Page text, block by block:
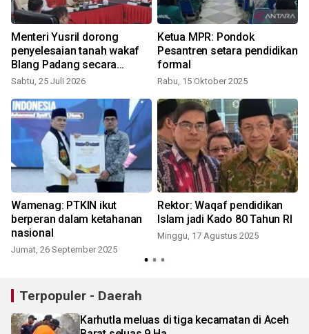
Menteri Yusril dorong
penyelesaian tanah wakaf
Blang Padang secara
hukum berkeadilan
Sabtu, 25 Juli 2026
Ketua MPR: Pondok
Pesantren setara pendidikan
formal
Rabu, 15 Oktober 2025
Wamenag: PTKIN ikut
berperan dalam ketahanan
nasional
Jumat, 26 September 2025
Rektor: Waqaf pendidikan
Islam jadi Kado 80 Tahun RI
Minggu, 17 Agustus 2025
Terpopuler - Daerah
Karhutla meluas di tiga kecamatan di Aceh